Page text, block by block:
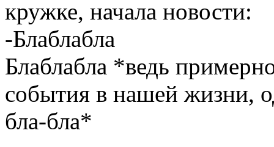
кружке, начала новости:
-Блаблабла
Блаблабла *ведь
события в нашей жизни,
бла-бла*